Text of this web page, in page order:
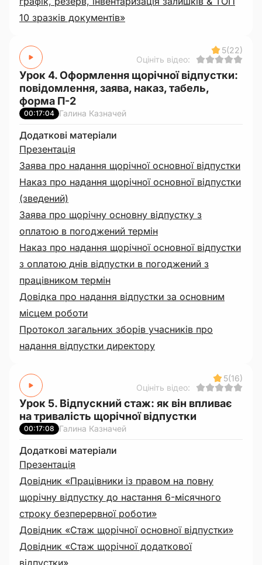
10 зразків документів»
5(22)
Оцініть відео:
Урок 4. Оформлення щорічної відпустки:
повідомлення, заява, наказ, табель,
форма П-2
00:17:04 Галина Казначей
Додаткові матеріали
Презентація
Заява про надання щорічної основної відпустки
Наказ про надання щорічної основної відпустки
(зведений)
Заява про щорічну основну відпустку з
оплатою в погоджений термін
Наказ про надання щорічної основної відпустки
з оплатою днів відпустки в погоджений з
працівником термін
Довідка про надання відпустки за основним
місцем роботи
Протокол загальних зборів учасників про
надання відпустки директору
5(16)
Оцініть відео:
Урок 5. Відпускний стаж: як він впливає
на тривалість щорічної відпустки
00:17:08 Галина Казначей
Додаткові матеріали
Презентація
Довідник «Працівники із правом на повну
щорічну відпустку до настання 6-місячного
строку безперервної роботи»
Довідник «Стаж щорічної основної відпустки»
Довідник «Стаж щорічної додаткової